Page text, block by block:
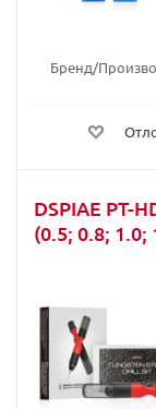
Бренд/
DSPIAE PT-
(0.5; 0.8;